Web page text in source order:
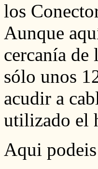
los
Aunque
cercanía de
sólo unos
acudir a
utilizado el
Aqui